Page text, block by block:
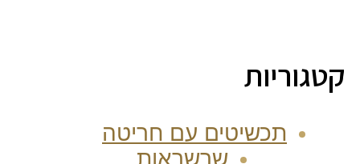
קטגוריות
תכשיטים עם חריטה
שרשראות